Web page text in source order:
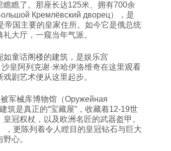
瞧了。那座长达125米、拥有700余
Кремлёвский дворец），是
帝国主要的皇家住所。如今它是俄总统
大厅，一窥当年气派。
童话阁楼的建筑，是娱乐宫
皇阿列克谢·米哈伊洛维奇在这里观看
剧艺术便从这里起步。
军械库博物馆（Оружейная
筑是真正的“宝藏屋”，收藏着12-19世
冠权杖，以及欧洲名匠的武器盔甲。
更陈列着令人瞠目的皇冠钻石与巨大
心。